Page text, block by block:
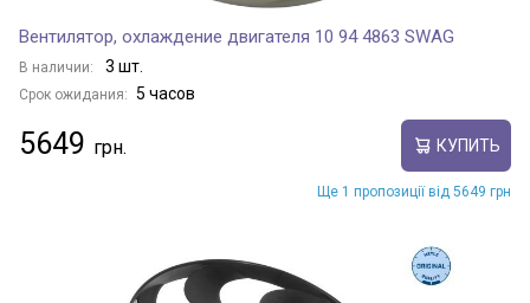
Вентилятор, охлаждение двигателя 10 94 4863 SWAG
В наличии: 3 шт.
Срок ожидания: 5 часов
5649 КУПИТЬ
Ще 1 пропозиції від 5649 грн